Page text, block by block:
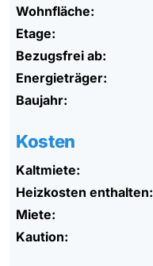
Wohnfläche:
Etage:
Bezugsfrei ab:
Energieträger:
Baujahr:
Kosten
Kaltmiete:
Heizkosten enthalten:
Miete:
Kaution: